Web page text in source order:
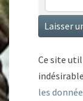
Ce site
les